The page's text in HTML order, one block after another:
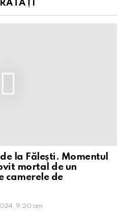
la Fălești. Momentul
mortal de un
camerele de
9:20 am